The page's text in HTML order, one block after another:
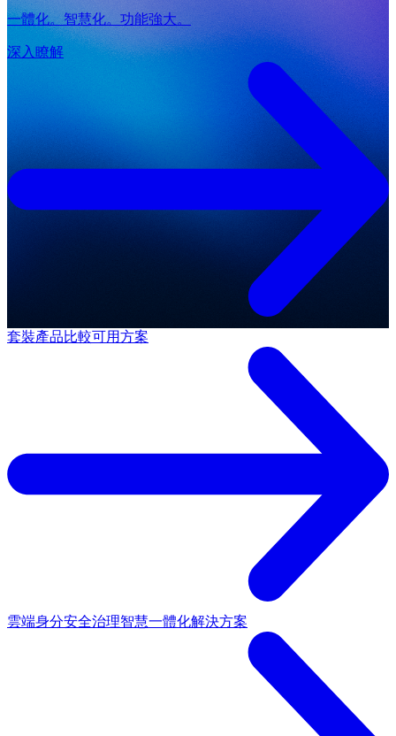
一體化。智慧化。功能強大。
深入瞭解
套裝產品比較可用方案
雲端身分安全治理智慧一體化解決方案